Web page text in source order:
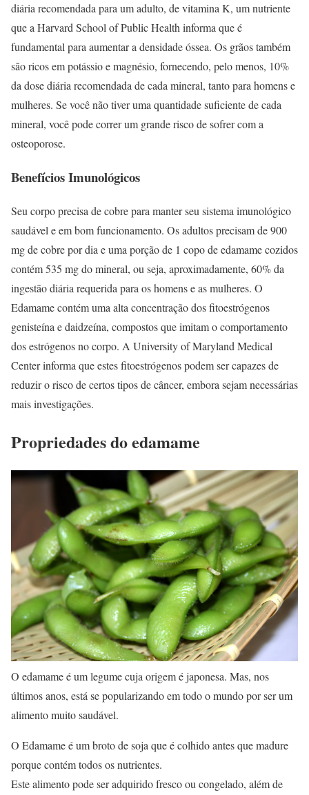
diária recomendada para um adulto, de vitamina K, um nutriente
que a Harvard School of Public Health informa que é
fundamental para aumentar a densidade óssea. Os grãos também
são ricos em potássio e magnésio, fornecendo, pelo menos, 10%
da dose diária recomendada de cada mineral, tanto para homens e
mulheres. Se você não tiver uma quantidade suficiente de cada
mineral, você pode correr um grande risco de sofrer com a
osteoporose.
Benefícios Imunológicos
Seu corpo precisa de cobre para manter seu sistema imunológico
saudável e em bom funcionamento. Os adultos precisam de 900
mg de cobre por dia e uma porção de 1 copo de edamame cozidos
contém 535 mg do mineral, ou seja, aproximadamente, 60% da
ingestão diária requerida para os homens e as mulheres. O
Edamame contém uma alta concentração dos fitoestrógenos
genisteína e daidzeína, compostos que imitam o comportamento
dos estrógenos no corpo. A University of Maryland Medical
Center informa que estes fitoestrógenos podem ser capazes de
reduzir o risco de certos tipos de câncer, embora sejam necessárias
mais investigações.
Propriedades do edamame
O edamame é um legume cuja origem é japonesa. Mas, nos
últimos anos, está se popularizando em todo o mundo por ser um
alimento muito saudável.
O Edamame é um broto de soja que é colhido antes que madure
porque contém todos os nutrientes.
Este alimento pode ser adquirido fresco ou congelado, além de